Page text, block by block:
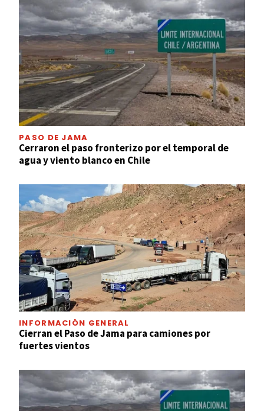
PASO DE JAMA
Cerraron el paso fronterizo por el temporal de
agua y viento blanco en Chile
INFORMACIÓN GENERAL
Cierran el Paso de Jama para camiones por
fuertes vientos